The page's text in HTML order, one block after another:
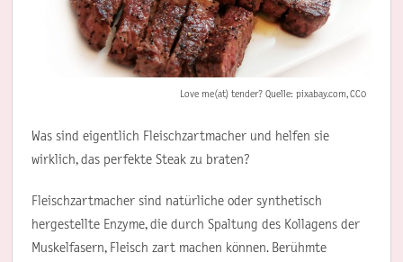
Love me(at) tender? Quelle: pixabay.com, CC0
Was sind eigentlich Fleischzartmacher und helfen sie
wirklich, das perfekte Steak zu braten?
Fleischzartmacher sind natürliche oder synthetisch
hergestellte Enzyme, die durch Spaltung des Kollagens der
Muskelfasern, Fleisch zart machen können. Berühmte